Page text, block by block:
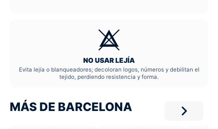
NO USAR LEJÍA
Evita lejía o blanqueadores; decoloran logos, números y debilitan el
tejido, perdiendo resistencia y forma.
MÁS DE BARCELONA